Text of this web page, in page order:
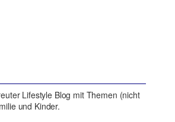
Lifestyle Blog mit Themen (nicht
und Kinder.